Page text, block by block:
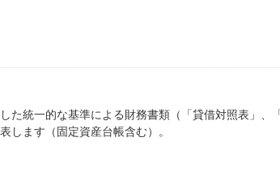
た統一的な基準による財務書類（「貸借対照表」、
します（固定資産台帳含む）。